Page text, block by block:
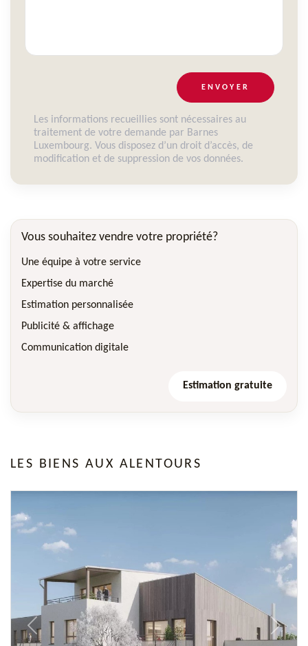
ENVOYER
Les informations recueillies sont nécessaires au
traitement de votre demande par Barnes
Luxembourg. Vous disposez d’un droit d’accès, de
modification et de suppression de vos données.
Vous souhaitez vendre votre propriété?
Une équipe à votre service
Expertise du marché
Estimation personnalisée
Publicité & affichage
Communication digitale
Estimation gratuite
LES BIENS AUX ALENTOURS
Previous Next